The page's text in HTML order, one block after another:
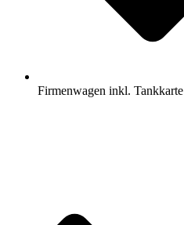
Firmenwagen inkl. Tankkarte